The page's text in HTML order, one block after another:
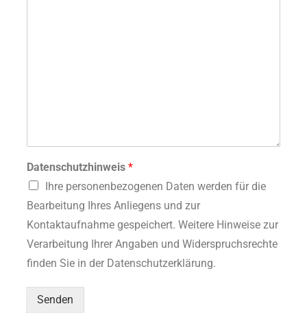
Datenschutzhinweis *
Ihre personenbezogenen Daten werden für die
Bearbeitung Ihres Anliegens und zur
Kontaktaufnahme gespeichert. Weitere Hinweise zur
Verarbeitung Ihrer Angaben und Widerspruchsrechte
finden Sie in der Datenschutzerklärung.
Senden